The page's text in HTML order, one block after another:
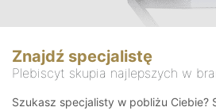
Znajdź specjalistę
Plebiscyt skupia najlepszych w
Szukasz specjalisty w pobliżu Ciebie?